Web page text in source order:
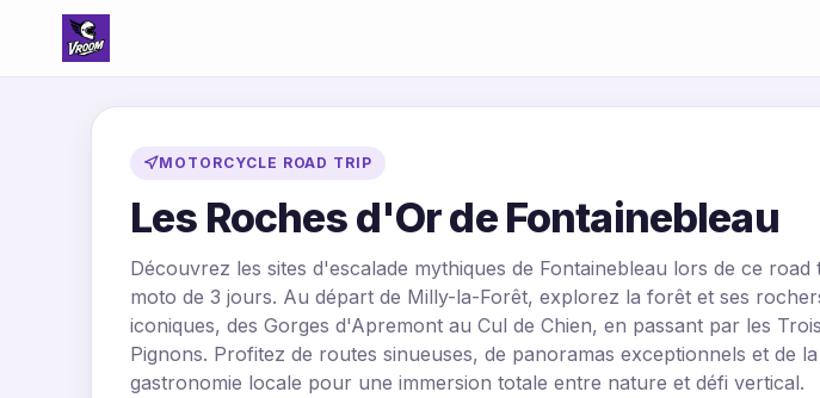
MOTORCYCLE ROAD TRIP
Les Roches d'Or de Fontainebleau
Découvrez les sites d'escalade mythiques de Fontainebleau lors de ce road
moto de 3 jours. Au départ de Milly-la-Forêt, explorez la forêt et ses
iconiques, des Gorges d'Apremont au Cul de Chien, en passant par les Trois
Pignons. Profitez de routes sinueuses, de panoramas exceptionnels et de la
gastronomie locale pour une immersion totale entre nature et défi vertical.